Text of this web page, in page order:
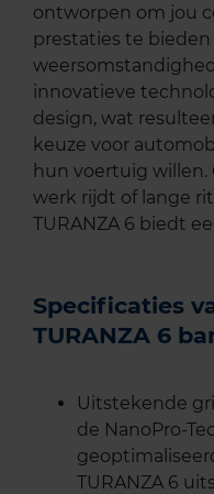
ontworpen om jou
prestaties te
innovatieve
design, wat
keuze voor
hun voertuig willen.
werk rijdt of lange
TURANZA 6 biedt
Specificaties
TURANZA 6
Uitstekende
de NanoPro-
TURANZA 6